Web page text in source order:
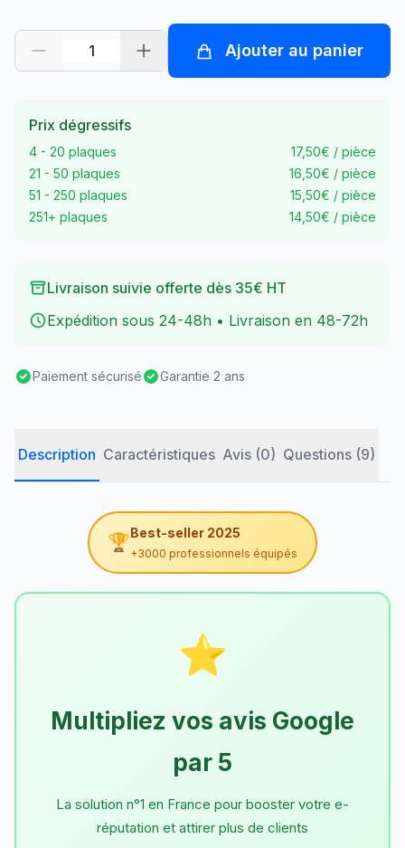
Ajouter au panier
Prix dégressifs
4 - 20 plaques
17,50€ / pièce
21 - 50 plaques
16,50€ / pièce
51 - 250 plaques
15,50€ / pièce
251+ plaques
14,50€ / pièce
Livraison suivie offerte dès 35€ HT
Expédition sous 24-48h • Livraison en 48-72h
Paiement sécurisé Garantie 2 ans
Description Caractéristiques Avis (0) Questions (9)
🏆Best-seller 2025
+3000 professionnels équipés
⭐
Multipliez vos avis Google
par 5
La solution n°1 en France pour booster votre e-
réputation et attirer plus de clients